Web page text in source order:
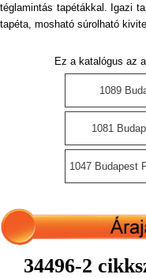
téglamintás tapétákkal. Igazi
tapéta, mosható súrolható
Ez a katalógus az
1089
1081
1047 Budapest
34496-2